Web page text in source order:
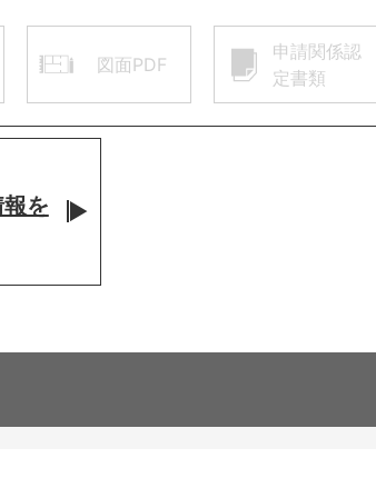
図面PDF
申請関係認
定書類
を